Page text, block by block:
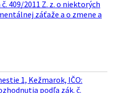
409/2011 Z. z. o niektorých
záťaže a o zmene a
1, Kežmarok, IČO:
podľa zák. č.